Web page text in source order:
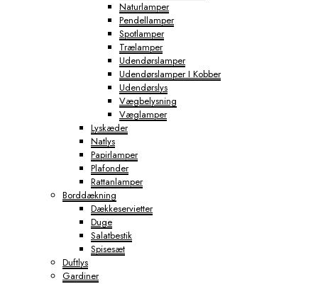
Naturlamper
Pendellamper
Spotlamper
Trælamper
Udendørslamper
Udendørslamper I Kobber
Udendørslys
Vægbelysning
Væglamper
Lyskæder
Natlys
Papirlamper
Plafonder
Rattanlamper
Borddækning
Dækkeservietter
Duge
Salatbestik
Spisesæt
Duftlys
Gardiner